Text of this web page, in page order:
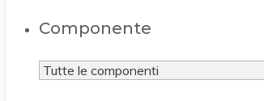
Componente